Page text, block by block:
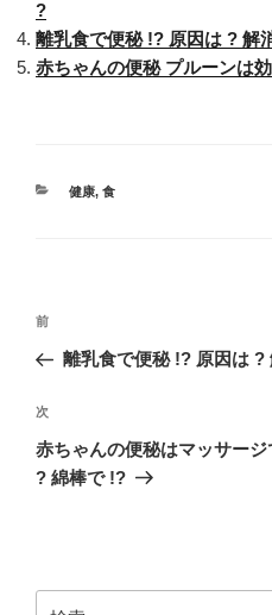
?
離乳食で便秘 !? 原因は ? 解
赤ちゃんの便秘 プルーンは
カ
健康, 食
投
ビ
ゲ
ー
過
去
投
稿
前
離乳食で便秘 !? 原因は ?
次
の
投
次
赤ちゃんの便秘はマッサー
? 綿棒で !?